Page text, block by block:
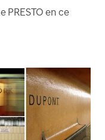
PRESTO en ce